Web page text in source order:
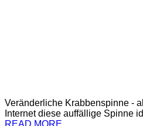
Veränderliche Krabbenspinne -
Internet diese auffällige Spinne
READ MORE